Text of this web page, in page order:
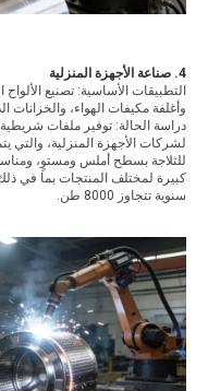
4. صناعة الأجهزة المنزلية
التطبيقات الأساسية: تصنيع الألواح
وأغلفة مكيفات الهواء، والخزانات
دراسة الحالة: توفير ملفات
لشركات الأجهزة المنزلية، والتي
للثلاجة بسطح أملس ومستوٍ،
كبيرة لمختلف المنتجات بما في ذلك
سنوية تتجاوز 8000 طن.